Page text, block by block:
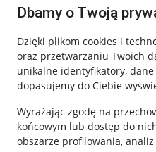
Dbamy o Twoją
Dzięki plikom cookies i
oraz przetwarzaniu Twoich
unikalne identyfikatory,
dopasujemy do Ciebie
Wyrażając zgodę na
końcowym lub dostęp do
obszarze profilowania,